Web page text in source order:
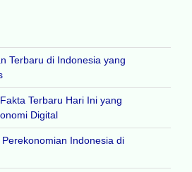
Terbaru di Indonesia yang
Terbaru Hari Ini yang
Digital
Indonesia di